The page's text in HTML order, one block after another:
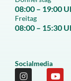
08:00 – 19:00
Freitag
08:00 – 15:30
Socialmedia